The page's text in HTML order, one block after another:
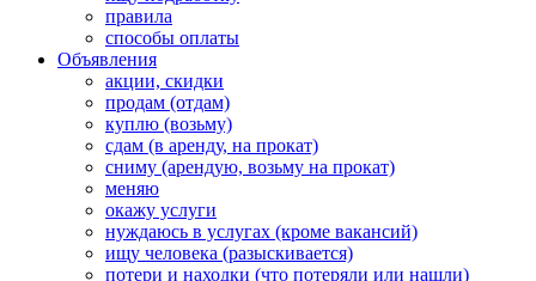
правила
способы оплаты
Объявления
акции, скидки
продам (отдам)
куплю (возьму)
сдам (в аренду, на прокат)
сниму (арендую, возьму на прокат)
меняю
окажу услуги
нуждаюсь в услугах (кроме вакансий)
ищу человека (разыскивается)
потери и находки (что потеряли или нашли)